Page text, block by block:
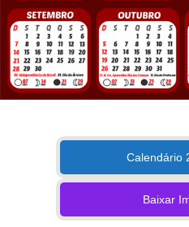
Calendário
Baixar